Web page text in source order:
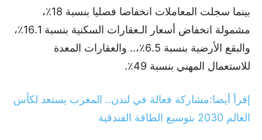
بينما سجلت المعاملات انخفاضا فصليا بنسبة 18٪،
مشمولة انخفاض أسعار الـعقارات السكنية بنسبة 16.1٪،
والبقع الأرضية بنسبة 6.5٪،.. والعقارات المعدة
للاستعمال المهني بنسبة 49٪.
إقرأ أيضا:مشاركة فعالة في لندن.. المغرب يستعد لكأس
العالم 2030 بتوسيع الطاقة الفندقية